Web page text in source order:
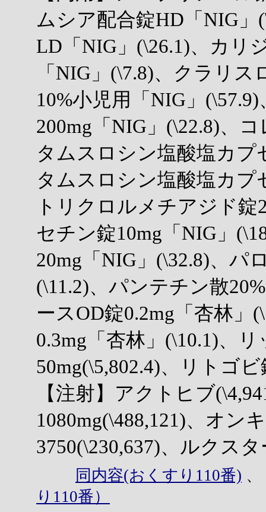
ムシア配合錠HD「NIG
LD「NIG」(\26.1)、カリ
「NIG」(\7.8)、クラリ
10%小児用「NIG」
200mg「NIG」(\22.8)、
タムスロシン塩酸塩カプ
タムスロシン塩酸塩カプ
トリクロルメチアジド錠
セチン錠10mg「NIG」
20mg「NIG」(\32.8)、パ
(\11.2)、パンテチン散
ースOD錠0.2mg「杏林」
0.3mg「杏林」(\10.1)、
50mg(\5,802.4)、リトゴ
【注射】アクトヒブ
1080mg(\488,121)、オン
3750(\230,637)、ルクス
同内容(おくすり110番)
り110番）